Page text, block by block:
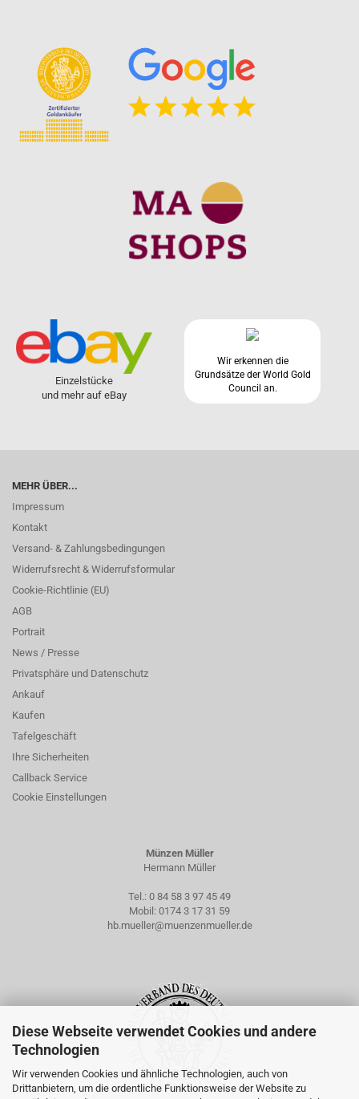
Diese Webseite verwendet Cookies und andere
Technologien
Wir verwenden Cookies und ähnliche Technologien, auch von
Drittanbietern, um die ordentliche Funktionsweise der Website zu
Einzelstücke
und mehr auf eBay
Wir erkennen die
Grundsätze der World Gold
Council an.
MEHR ÜBER...
Impressum
Kontakt
Versand- & Zahlungsbedingungen
Widerrufsrecht & Widerrufsformular
Cookie-Richtlinie (EU)
AGB
Portrait
News / Presse
Privatsphäre und Datenschutz
Ankauf
Kaufen
Tafelgeschäft
Ihre Sicherheiten
Callback Service
Cookie Einstellungen
Münzen Müller
Hermann Müller
Tel.: 0 84 58 3 97 45 49
Mobil: 0174 3 17 31 59
hb.mueller@muenzenmueller.de